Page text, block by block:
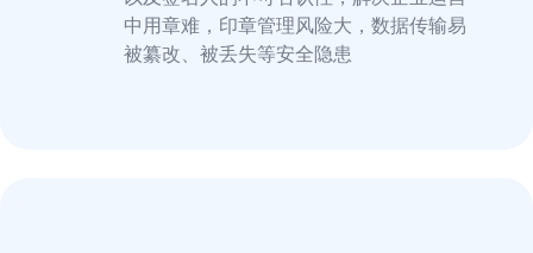
中用章难，印章管理风险大，数据传输易
被纂改、被丢失等安全隐患